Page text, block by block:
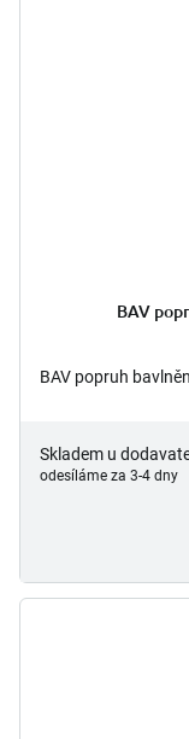
BAV
BAV popruh
Skladem u
odesíláme za 3-4 dny